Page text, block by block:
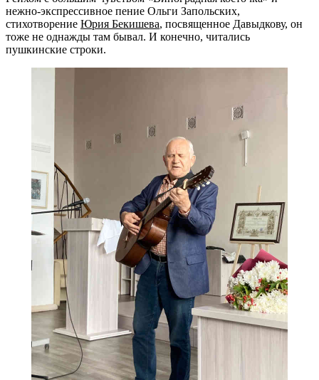
нежно-экспрессивное пение Ольги Запольских,
стихотворение Юрия Бекишева, посвященное Давыдкову, он
тоже не однажды там бывал. И конечно, читались
пушкинские строки.